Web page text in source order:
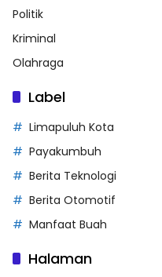
Politik
Kriminal
Olahraga
Label
Limapuluh Kota
Payakumbuh
Berita Teknologi
Berita Otomotif
Manfaat Buah
Halaman